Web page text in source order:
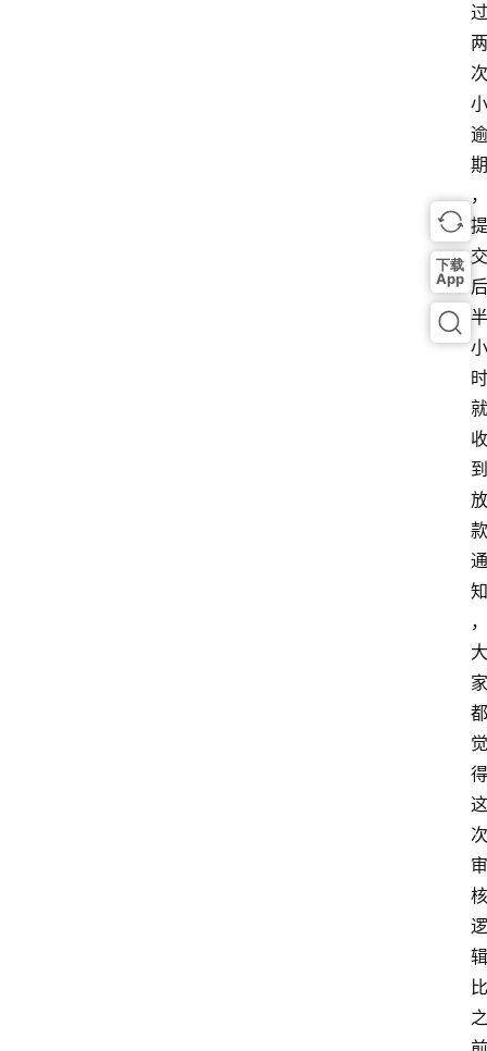
过
两
次
小
逾
期
，
提
交
后
半
小
时
就
收
到
放
款
通
知
，
大
家
都
觉
得
这
次
审
核
逻
辑
比
之
下载
App